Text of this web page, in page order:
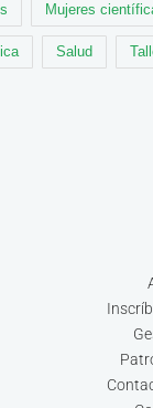
Mujeres
Salud